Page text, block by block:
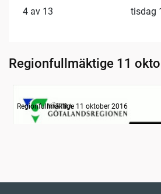
4 av 13 tisdag
Regionfullmäktige 11
Information om dagens ärenden
Regionfullmäktige 11 oktober 2016